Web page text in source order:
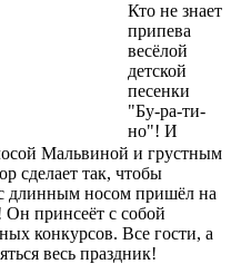
Кто не знает
припева
весёлой
детской
песенки
"Бу-ра-ти-
но"! И
Мальвиной и грустным
сделает так, чтобы
длинным носом пришёл на
принcеёт с собой
конкурсов. Все гости, а
весь праздник!